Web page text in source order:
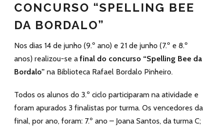
CONCURSO “SPELLING BEE
DA BORDALO”
Nos dias 14 de junho (9.º ano) e 21 de junho (7.º e 8.º
anos) realizou-se a final do concurso “Spelling Bee da
Bordalo” na Biblioteca Rafael Bordalo Pinheiro.
Todos os alunos do 3.º ciclo participaram na atividade e
foram apurados 3 finalistas por turma. Os vencedores da
final, por ano, foram: 7.º ano – Joana Santos, da turma C;